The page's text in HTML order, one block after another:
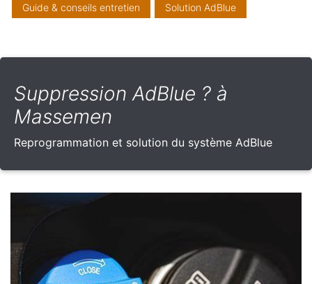
Guide & conseils entretien Solution AdBlue
Suppression AdBlue ? à
Massemen
Reprogrammation et solution du système AdBlue